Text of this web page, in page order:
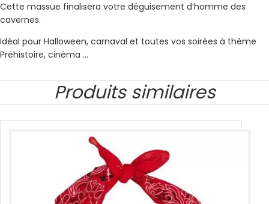
Cette massue finalisera votre déguisement d’homme des
cavernes.
Idéal pour Halloween, carnaval et toutes vos soirées à thème
Préhistoire, cinéma …
Produits similaires